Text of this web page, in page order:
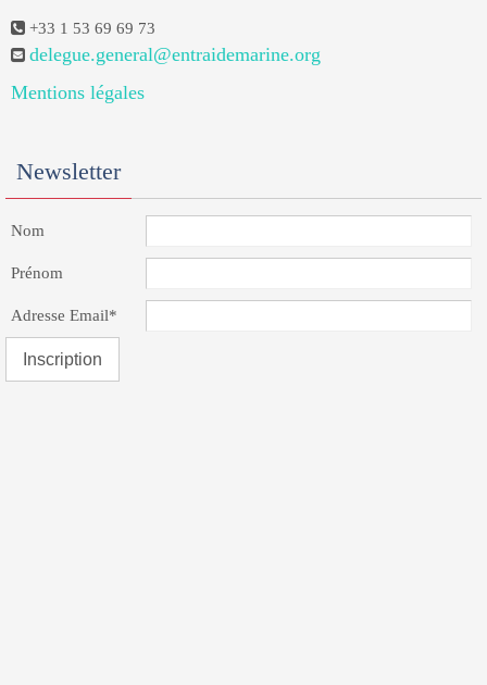
+33 1 53 69 69 73
delegue.general@entraidemarine.org
Mentions légales
Newsletter
Nom
Prénom
Adresse Email*